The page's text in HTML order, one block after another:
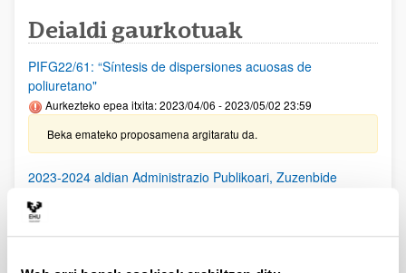
Deialdi gaurkotuak
PIFG22/61: “Síntesis de dispersiones acuosas de
poliuretano"
Aurkezteko epea itxita: 2023/04/06 - 2023/05/02 23:59
Beka emateko proposamena argitaratu da.
2023-2024 aldian Administrazio Publikoari, Zuzenbide
eta ikerketak egiteko laguntzak
Aurkezteko epea itxita: 2023/05/16 - 2023/06/08 23:59